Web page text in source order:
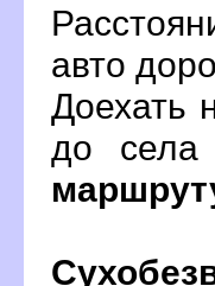
авто
Доехать
до села